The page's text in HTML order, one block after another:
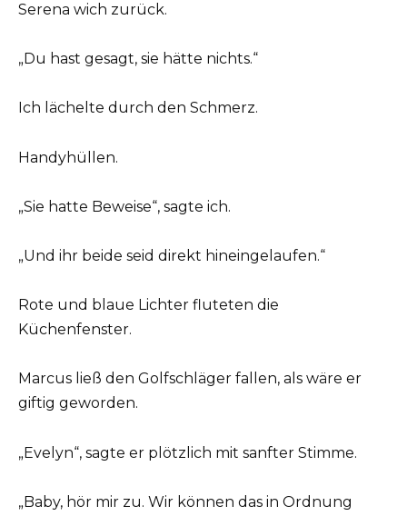
Serena wich zurück.
„Du hast gesagt, sie hätte nichts.“
Ich lächelte durch den Schmerz.
Handyhüllen.
„Sie hatte Beweise“, sagte ich.
„Und ihr beide seid direkt hineingelaufen.“
Rote und blaue Lichter fluteten die
Küchenfenster.
Marcus ließ den Golfschläger fallen, als wäre er
giftig geworden.
„Evelyn“, sagte er plötzlich mit sanfter Stimme.
„Baby, hör mir zu. Wir können das in Ordnung